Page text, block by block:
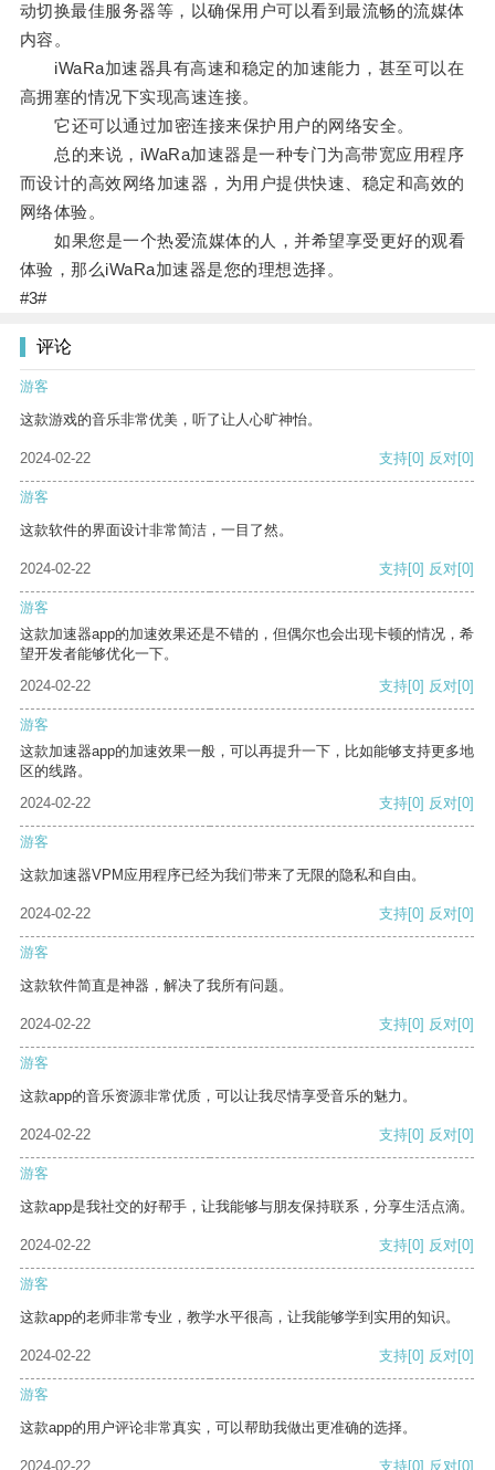
动切换最佳服务器等，以确保用户可以看到最流畅的流媒体
内容。
iWaRa加速器具有高速和稳定的加速能力，甚至可以在
高拥塞的情况下实现高速连接。
它还可以通过加密连接来保护用户的网络安全。
总的来说，iWaRa加速器是一种专门为高带宽应用程序
而设计的高效网络加速器，为用户提供快速、稳定和高效的
网络体验。
如果您是一个热爱流媒体的人，并希望享受更好的观看
体验，那么iWaRa加速器是您的理想选择。
#3#
评论
游客
这款游戏的音乐非常优美，听了让人心旷神怡。
2024-02-22 支持[0] 反对[0]
游客
这款软件的界面设计非常简洁，一目了然。
2024-02-22 支持[0] 反对[0]
游客
这款加速器app的加速效果还是不错的，但偶尔也会出现卡顿的情况，希
望开发者能够优化一下。
2024-02-22
支持[0] 反对[0]
游客
这款加速器app的加速效果一般，可以再提升一下，比如能够支持更多地
区的线路。
2024-02-22
支持[0] 反对[0]
游客
这款加速器VPM应用程序已经为我们带来了无限的隐私和自由。
2024-02-22 支持[0] 反对[0]
游客
这款软件简直是神器，解决了我所有问题。
2024-02-22 支持[0] 反对[0]
游客
这款app的音乐资源非常优质，可以让我尽情享受音乐的魅力。
2024-02-22 支持[0] 反对[0]
游客
这款app是我社交的好帮手，让我能够与朋友保持联系，分享生活点滴。
2024-02-22 支持[0] 反对[0]
游客
这款app的老师非常专业，教学水平很高，让我能够学到实用的知识。
2024-02-22 支持[0] 反对[0]
游客
这款app的用户评论非常真实，可以帮助我做出更准确的选择。
2024-02-22 支持[0] 反对[0]